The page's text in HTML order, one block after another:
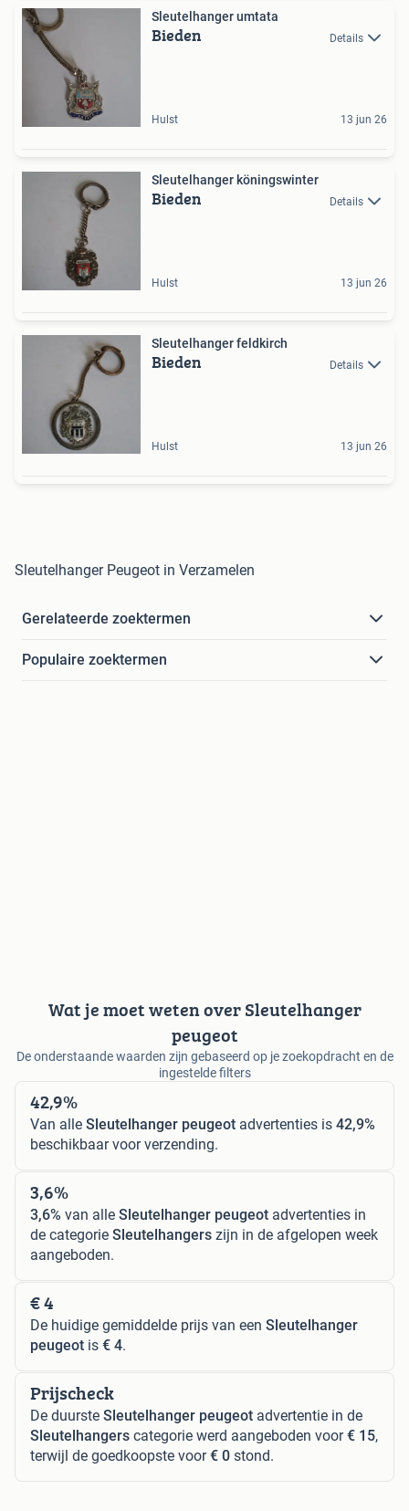
Sleutelhanger umtata
Bieden Details
Hulst 13 jun 26
Sleutelhanger köningswinter
Bieden Details
Hulst 13 jun 26
Sleutelhanger feldkirch
Bieden Details
Hulst 13 jun 26
Sleutelhanger Peugeot in Verzamelen
Gerelateerde zoektermen
Populaire zoektermen
Wat je moet weten over Sleutelhanger
peugeot
De onderstaande waarden zijn gebaseerd op je zoekopdracht en de
ingestelde filters
42,9%
Van alle Sleutelhanger peugeot advertenties is 42,9%
beschikbaar voor verzending.
3,6%
3,6% van alle Sleutelhanger peugeot advertenties in
de categorie Sleutelhangers zijn in de afgelopen week
aangeboden.
€ 4
De huidige gemiddelde prijs van een Sleutelhanger
peugeot is € 4.
Prijscheck
De duurste Sleutelhanger peugeot advertentie in de
Sleutelhangers categorie werd aangeboden voor€ 15,
terwijl de goedkoopste voor€ 0 stond.